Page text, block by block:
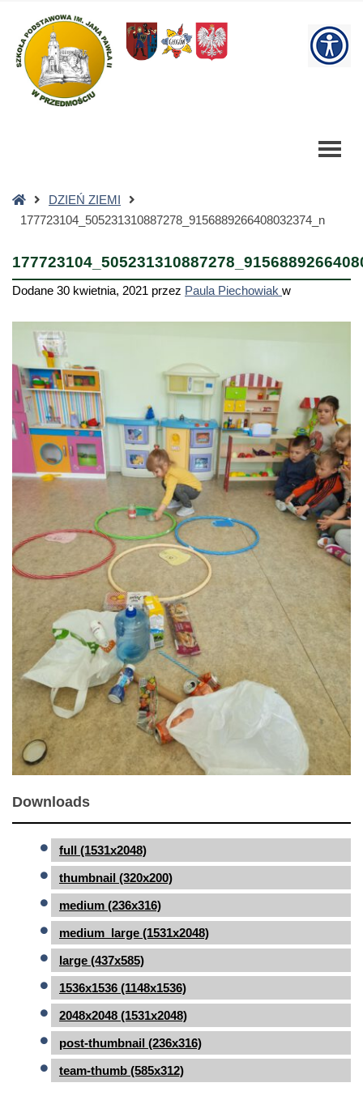
Szkoła
Podstawowa
Strona
główna
DZIEŃ ZIEMI
177723104_505231310887278_9156889266408032374_n
Dodane 30 kwietnia, 2021 przez Paula Piechowiak w
Downloads
full (1531x2048)
thumbnail (320x200)
medium (236x316)
medium_large (1531x2048)
large (437x585)
1536x1536 (1148x1536)
2048x2048 (1531x2048)
post-thumbnail (236x316)
team-thumb (585x312)